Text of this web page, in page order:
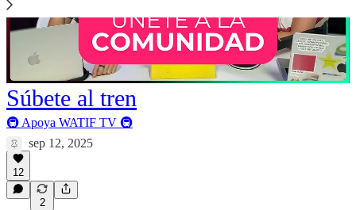
Súbete al tren
🚇 Apoya WATIF TV 🚇
sep 12, 2025
12
2